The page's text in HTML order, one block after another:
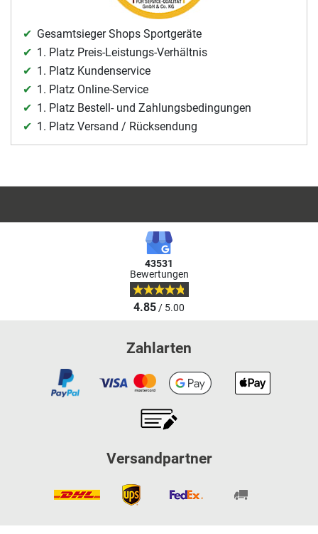
Gesamtsieger Shops Sportgeräte
1. Platz Preis-Leistungs-Verhältnis
1. Platz Kundenservice
1. Platz Online-Service
1. Platz Bestell- und Zahlungsbedingungen
1. Platz Versand / Rücksendung
43531
Bewertungen
4.85/ 5.00
Zahlarten
Versandpartner